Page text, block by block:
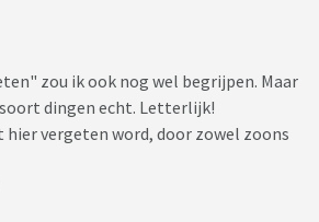
zou ik ook nog wel begrijpen. Maar
dingen echt. Letterlijk!
vergeten word, door zowel zoons